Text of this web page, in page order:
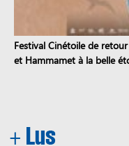
Festival Cinétoile de
et Hammamet à la belle